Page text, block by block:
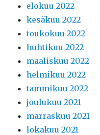
elokuu 2022
kesäkuu 2022
toukokuu 2022
huhtikuu 2022
maaliskuu 2022
helmikuu 2022
tammikuu 2022
joulukuu 2021
marraskuu 2021
lokakuu 2021